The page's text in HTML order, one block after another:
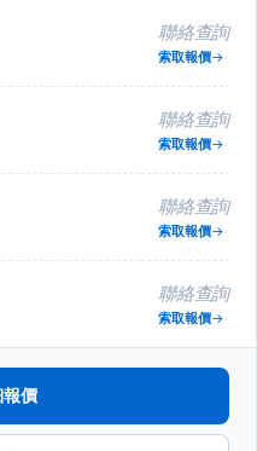
聯絡查詢
索取報價
聯絡查詢
索取報價
聯絡查詢
索取報價
聯絡查詢
索取報價
價